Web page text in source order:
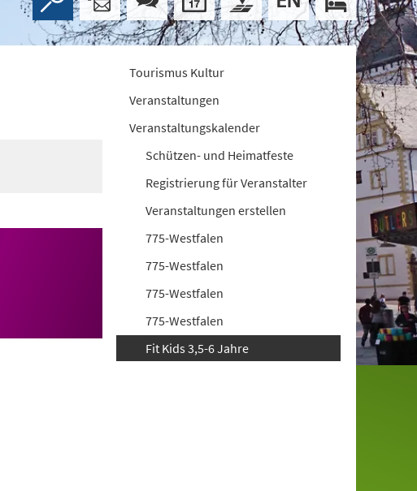
Tourismus Kultur
Veranstaltungen
Veranstaltungskalender
Schützen- und Heimatfeste
Registrierung für Veranstalter
Veranstaltungen erstellen
775-Westfalen
775-Westfalen
775-Westfalen
775-Westfalen
Fit Kids 3,5-6 Jahre